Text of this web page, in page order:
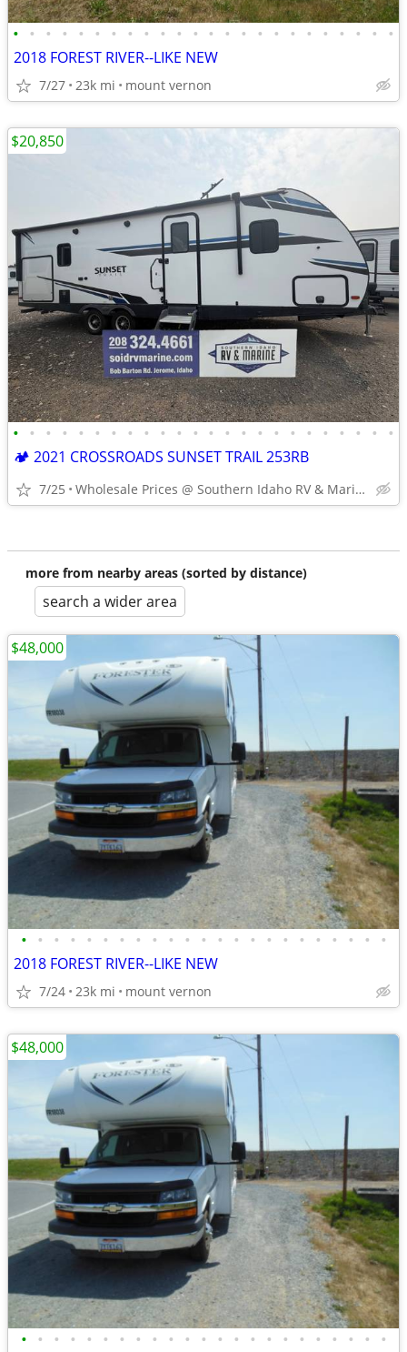
• • • • • • • • • • • • • • • • • • • • • • • •
2018 FOREST RIVER--LIKE NEW
7/27 23k mi mount vernon
• • • • • • • • • • • • • • • • • • • • • • • •
🏕️ 2021 CROSSROADS SUNSET TRAIL 253RB
7/25 Wholesale Prices @ Southern Idaho RV & Marine
$20,850
more from nearby areas (sorted by distance)
search a wider area
• • • • • • • • • • • • • • • • • • • • • • •
2018 FOREST RIVER--LIKE NEW
7/24 23k mi mount vernon
$48,000
• • • • • • • • • • • • • • • • • • • • • • •
$48,000